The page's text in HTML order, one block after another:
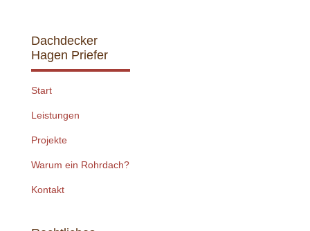
Dachdecker
Hagen Priefer
Start
Leistungen
Projekte
Warum ein Rohrdach?
Kontakt